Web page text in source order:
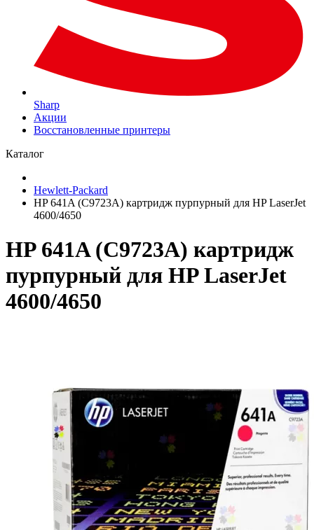
Sharp
Акции
Восстановленные принтеры
Каталог
Hewlett-Packard
HP 641A (C9723A) картридж пурпурный для HP LaserJet
4600/4650
HP 641A (C9723A) картридж
пурпурный для HP LaserJet
4600/4650